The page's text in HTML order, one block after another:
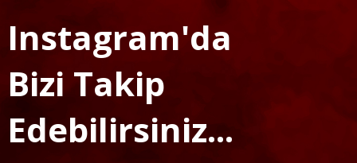
Instagram'da
Bizi Takip
Edebilirsiniz...